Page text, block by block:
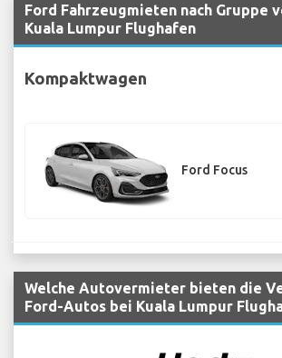
Ford Fahrzeugmieten nach Gruppe
Kuala Lumpur Flughafen
Kompaktwagen
Ford Focus
Welche Autovermieter bieten die
Ford-Autos bei Kuala Lumpur